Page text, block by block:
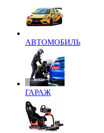
АВТОМОБИЛЬ
ГАРАЖ